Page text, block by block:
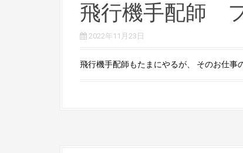
飛行機手配師
2022年11月23日
飛行機手配師もたまにやるが、 そのお仕事